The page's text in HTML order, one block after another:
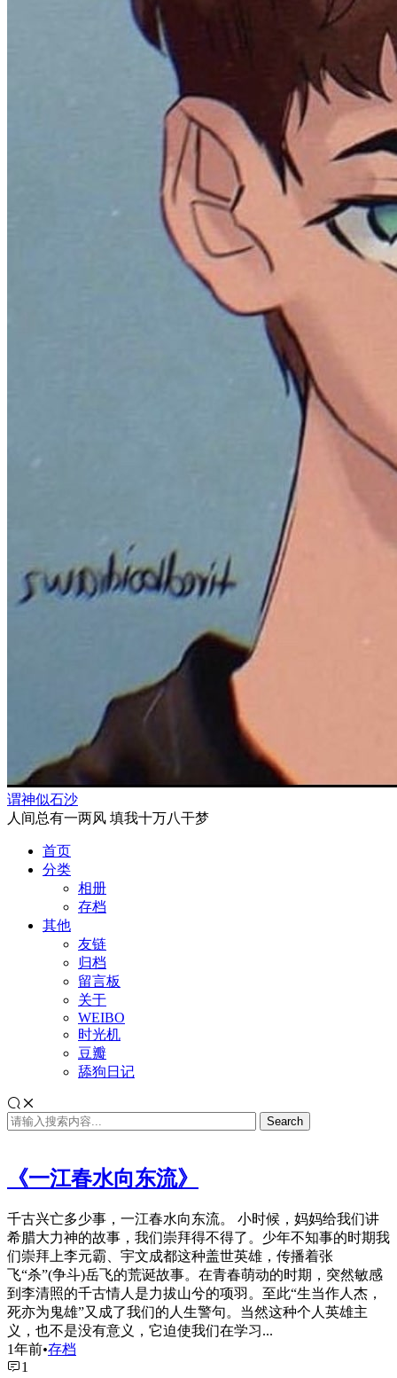
谓神似石沙
⼈间总有⼀两⻛ 填我⼗万⼋⼲梦
首页
分类
相册
存档
其他
友链
归档
留言板
关于
WEIBO
时光机
豆瓣
舔狗日记
《一江春水向东流》
千古兴亡多少事，一江春水向东流。 小时候，妈妈给我们讲
希腊大力神的故事，我们崇拜得不得了。少年不知事的时期我
们崇拜上李元霸、宇文成都这种盖世英雄，传播着张
飞“杀”(争斗)岳飞的荒诞故事。在青春萌动的时期，突然敏感
到李清照的千古情人是力拔山兮的项羽。至此“生当作人杰，
死亦为鬼雄”又成了我们的人生警句。当然这种个人英雄主
义，也不是没有意义，它迫使我们在学习...
1年前•存档
1